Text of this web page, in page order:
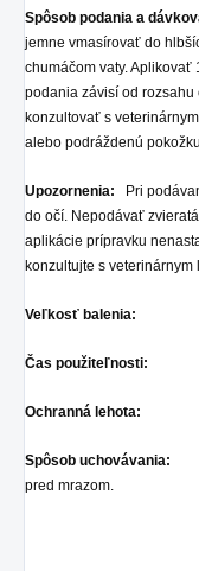
Spôsob podania a
jemne vmasírovať do
chumáčom vaty. Aplikovať
podania závisí od
konzultovať s
alebo podráždenú
Upozornenia: Pri
do očí. Nepodávať
aplikácie prípravku
konzultujte s veterinárnym
Veľkosť balenia:
Čas použiteľnosti: 24
Ochranná lehota:
Spôsob uchovávania:
pred mrazom.
Uchovávať